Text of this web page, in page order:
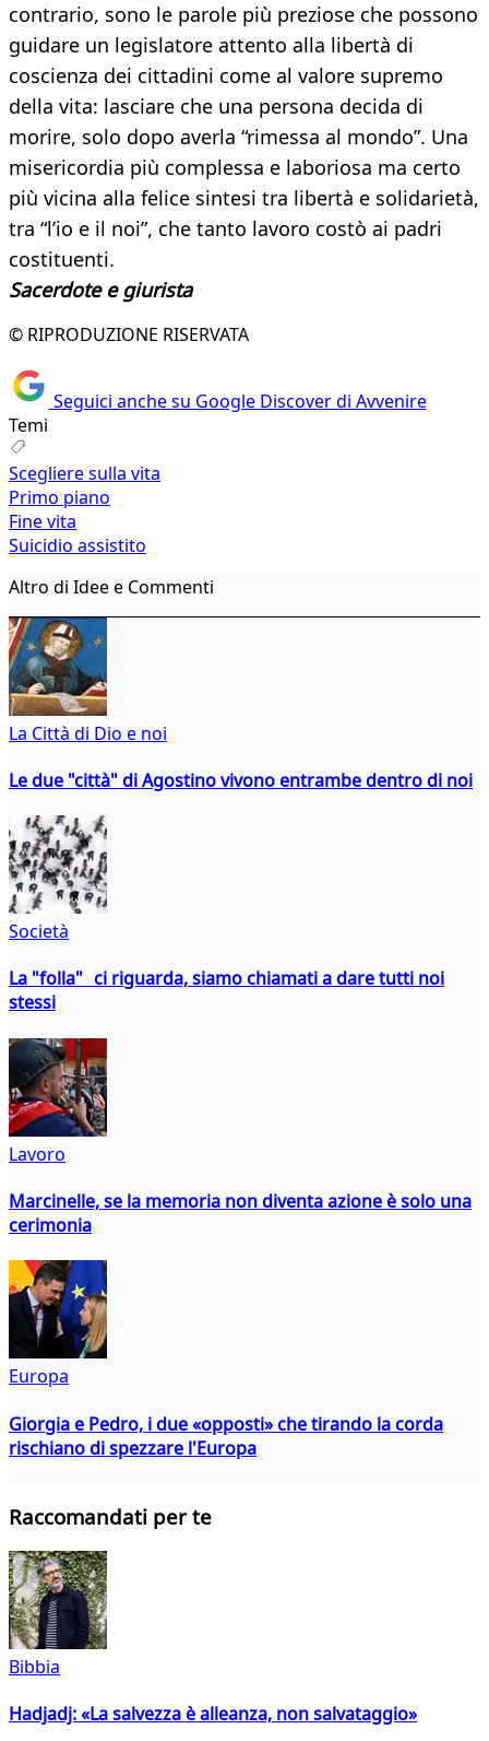
contrario, sono le parole più preziose che possono
guidare un legislatore attento alla libertà di
coscienza dei cittadini come al valore supremo
della vita: lasciare che una persona decida di
morire, solo dopo averla “rimessa al mondo”. Una
misericordia più complessa e laboriosa ma certo
più vicina alla felice sintesi tra libertà e solidarietà,
tra “l’io e il noi”, che tanto lavoro costò ai padri
costituenti.
Sacerdote e giurista
© RIPRODUZIONE RISERVATA
Seguici anche su Google Discover di Avvenire
Temi
Scegliere sulla vita
Primo piano
Fine vita
Suicidio assistito
Altro di Idee e Commenti
La Città di Dio e noi
Le due "città" di Agostino vivono entrambe dentro di noi
Società
La "folla" ci riguarda, siamo chiamati a dare tutti noi
stessi
Lavoro
Marcinelle, se la memoria non diventa azione è solo una
cerimonia
Europa
Giorgia e Pedro, i due «opposti» che tirando la corda
rischiano di spezzare l'Europa
Raccomandati per te
Bibbia
Hadjadj: «La salvezza è alleanza, non salvataggio»